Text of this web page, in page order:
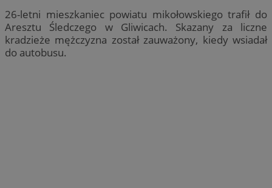
26-letni mieszkaniec powiatu mikołowskiego trafił do
Aresztu Śledczego w Gliwicach. Skazany za liczne
kradzieże mężczyzna został zauważony, kiedy wsiadał
do autobusu.